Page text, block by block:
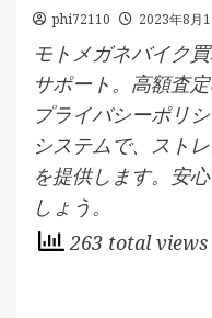
phi72110 2023年8月
モトメガネバイク
サポート。高額査
プライバシーポリ
システムで、スト
を提供します。安
しょう。
263 total views